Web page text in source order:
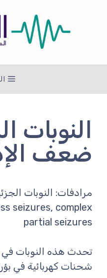
النوبات
ضعف
seizures, complex
partial seizures
تحدث هذه النوبات في
شحنات كهربائية في